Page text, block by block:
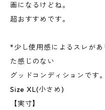
画になるけどね。
超おすすめです。
*少し使用感によるスレが
た感じのない
グッドコンディションです。
Size XL(小さめ)
【実寸】